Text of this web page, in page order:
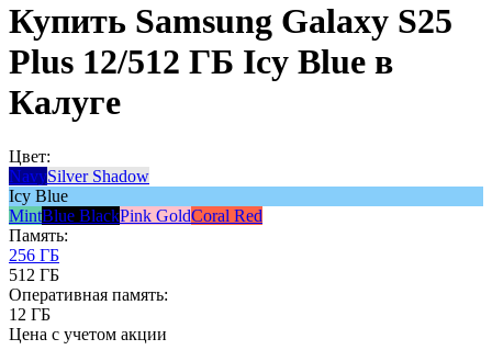
Купить Samsung Galaxy S25
Plus 12/512 ГБ Icy Blue в
Калуге
Цвет:
NavySilver Shadow
Icy Blue
MintBlue BlackPink GoldCoral Red
Память:
256 ГБ
512 ГБ
Оперативная память:
12 ГБ
Цена с учетом акции